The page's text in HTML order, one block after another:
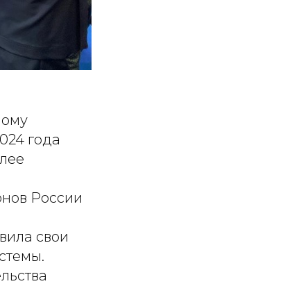
года
России
свои